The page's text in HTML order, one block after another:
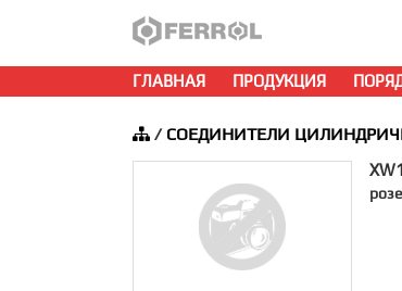
ГЛАВНАЯ ПРОДУКЦИЯ
/ СОЕДИНИТЕЛИ